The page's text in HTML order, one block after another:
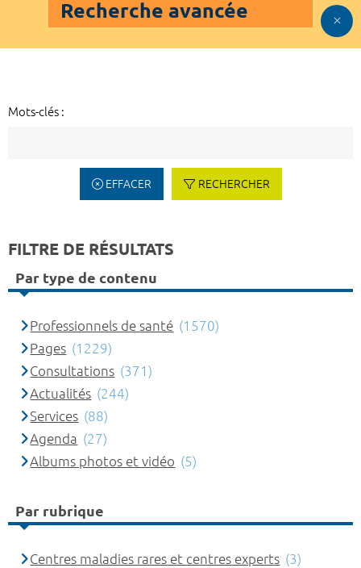
Recherche avancée
Mots-clés :
EFFACER RECHERCHER
FILTRE DE RÉSULTATS
Par type de contenu
Professionnels de santé (1570)
Pages (1229)
Consultations (371)
Actualités (244)
Services (88)
Agenda (27)
Albums photos et vidéo (5)
Par rubrique
Centres maladies rares et centres experts (3)